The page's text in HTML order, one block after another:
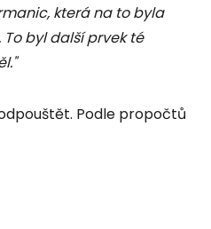
která na to byla
byl další prvek té
Podle propočtů